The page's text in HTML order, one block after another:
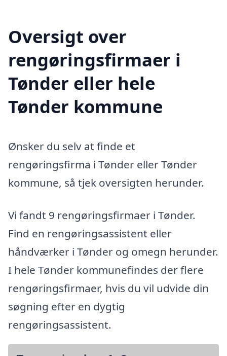
Oversigt over
rengøringsfirmaer i
Tønder eller hele
Tønder kommune
Ønsker du selv at finde et
rengøringsfirma i Tønder eller Tønder
kommune, så tjek oversigten herunder.
Vi fandt 9 rengøringsfirmaer i Tønder.
Find en rengøringsassistent eller
håndværker i Tønder og omegn herunder.
I hele Tønder kommunefindes der flere
rengøringsfirmaer, hvis du vil udvide din
søgning efter en dygtig
rengøringsassistent.